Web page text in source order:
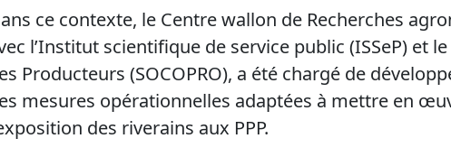
ce contexte, le Centre wallon de Recherches
l’Institut scientifique de service public (ISSeP) et
Producteurs (SOCOPRO), a été chargé de
mesures opérationnelles adaptées à mettre en
des riverains aux PPP.